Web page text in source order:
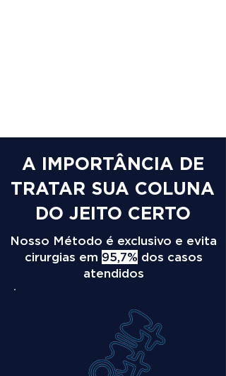
A IMPORTÂNCIA DE
TRATAR SUA COLUNA
DO JEITO CERTO
Nosso Método é exclusivo e evita
cirurgias em 95,7% dos casos
atendidos